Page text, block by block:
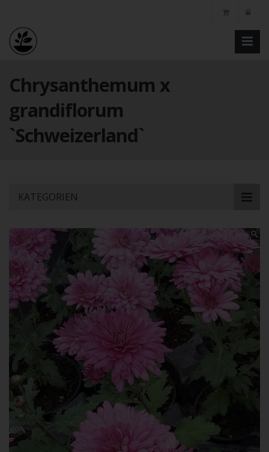
Chrysanthemum x
grandiflorum
`Schweizerland`
content
KATEGORIEN